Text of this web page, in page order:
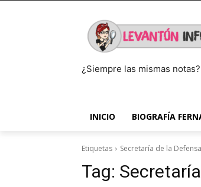
¿Siempre las mismas
INICIO BIOGRAFÍA
Etiquetas Secretaría de la
Tag: